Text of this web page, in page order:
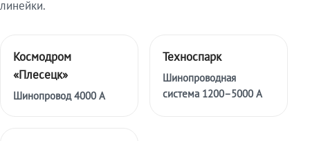
линейки.
Космодром
«Плесецк»
Шинопровод 4000 А
Техноспарк
Шинопроводная
система 1200–5000 А